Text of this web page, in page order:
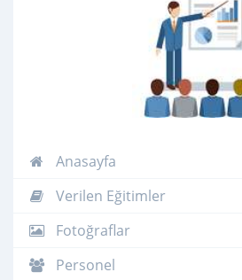
Anasayfa
Verilen Eğitimler
Fotoğraflar
Personel